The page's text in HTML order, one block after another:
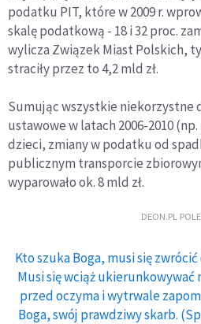
podatku PIT, które w 2009 r.
skalę podatkową - 18 i 32 proc.
wylicza Związek Miast Polskich,
straciły przez to 4,2 mld zł.
Sumując wszystkie niekorzystne
ustawowe w latach 2006-2010
dzieci, zmiany w podatku od
publicznym transporcie
wyparowało ok. 8 mld zł.
DEON.PL
Kto szuka Boga, musi się
Musi się wciąż ukierunkowywać
przed oczyma i wytrwale
Boga, swój prawdziwy skarb.